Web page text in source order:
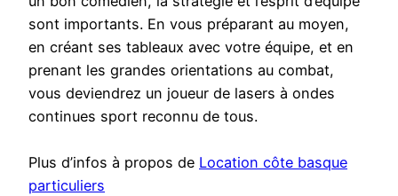
sont importants. En vous préparant au moyen,
en créant ses tableaux avec votre équipe, et en
prenant les grandes orientations au combat,
vous deviendrez un joueur de lasers à ondes
continues sport reconnu de tous.
Plus d’infos à propos de Location côte basque
particuliers